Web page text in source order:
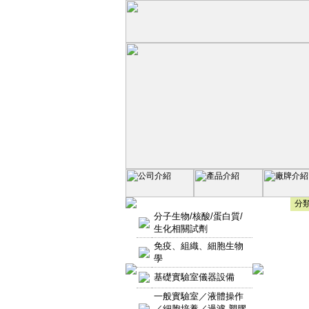
分子生物/核酸/蛋白質/
生化相關試劑
免疫、組織、細胞生物
學
基礎實驗室儀器設備
一般實驗室／液體操作
分